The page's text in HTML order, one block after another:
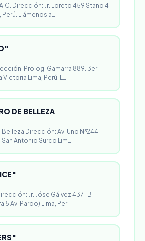
Dirección: Jr. Loreto 459 Stand 4
Perú. Llámenos a…
Prolog. Gamarra 889. 3er
Victoria Lima, Perú. L…
DE BELLEZA
Dirección: Av. Uno N³244 -
Antonio Surco Lim…
Jr. Jóse Gálvez 437-B
5 Av. Pardo) Lima, Per…